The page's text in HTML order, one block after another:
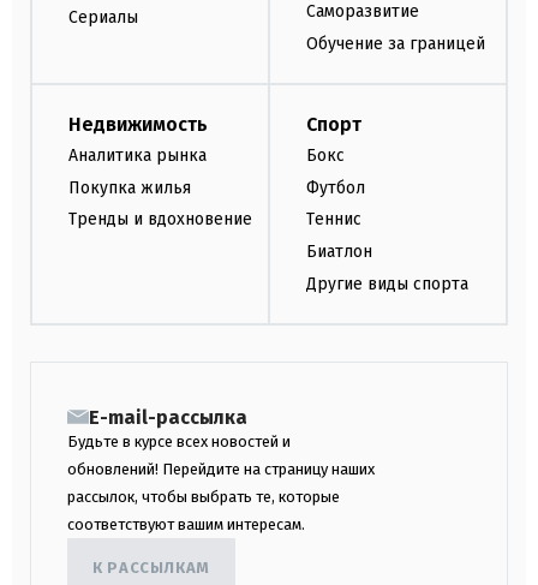
Сериалы
Саморазвитие
Обучение за границей
Недвижимость
Аналитика рынка
Покупка жилья
Тренды и вдохновение
Спорт
Бокс
Футбол
Теннис
Биатлон
Другие виды спорта
E-mail-рассылка
Будьте в курсе всех новостей и
обновлений! Перейдите на страницу наших
рассылок, чтобы выбрать те, которые
соответствуют вашим интересам.
К РАССЫЛКАМ